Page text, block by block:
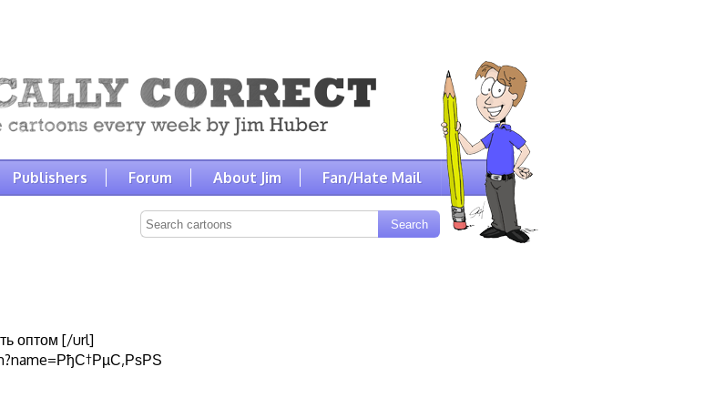
Publishers Forum About Jim Fan/Hate Mail
оптом [/url]